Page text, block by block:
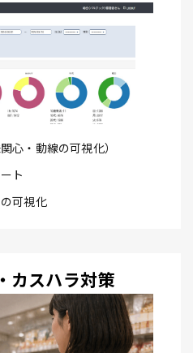
心・動線の可視化）
ト
可視化
カスハラ対策